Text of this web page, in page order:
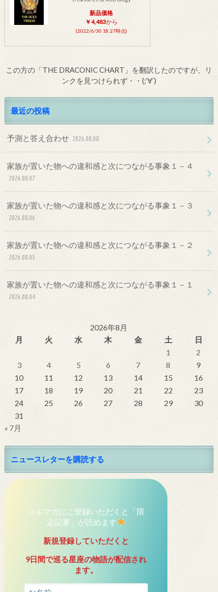
新品価格
￥4,483から
(2022/6/30 18:27時点)
この方の「THE DRACONIC CHART」を翻訳したのですが、リ
ンクを見つけられず・・(;’∀’)
最近の投稿
予測と答え合わせ 2026.08.08
家族が置いた物への違和感と次につながる事象１－４
2026.08.07
家族が置いた物への違和感と次につながる事象１－３
2026.08.06
家族が置いた物への違和感と次につながる事象１－２
2026.08.05
家族が置いた物への違和感と次につながる事象１－１
2026.08.04
2026年8月
月
火 水 木 金 土
日
1
2
3
4 5 6 7 8
9
10
11 12 13 14 15
16
17
18 19 20 21 22
23
24
25 26 27 28 29
30
31
« 7月
ニュースレターを購読する
メルマガにご登録いただくと「限
定記事」が読めます
新規登録していただくと
9日間で巡る星座の物語が配信され
ます。